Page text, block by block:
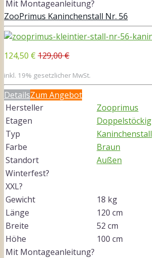
Mit Montageanleitung?
ZooPrimus Kaninchenstall Nr. 56
124,50 € 129,00 €
inkl. 19% gesetzlicher MwSt.
DetailsZum Angebot
Hersteller
Zooprimus
Etagen
Doppelstöckig
Typ
Kaninchenstall
Farbe
Braun
Standort
Außen
Winterfest?
XXL?
Gewicht
18 kg
Länge
120 cm
Breite
52 cm
Höhe
100 cm
Mit Montageanleitung?